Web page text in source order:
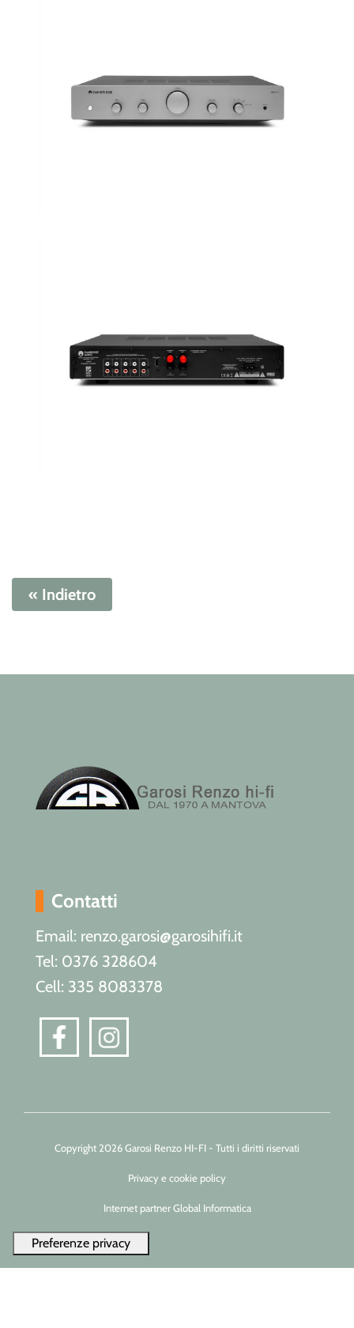
« Indietro
Contatti
Email: renzo.garosi@garosihifi.it
Tel: 0376 328604
Cell: 335 8083378
Copyright 2026 Garosi Renzo HI-FI - Tutti i diritti riservati
Privacy e cookie policy
Internet partner Global Informatica